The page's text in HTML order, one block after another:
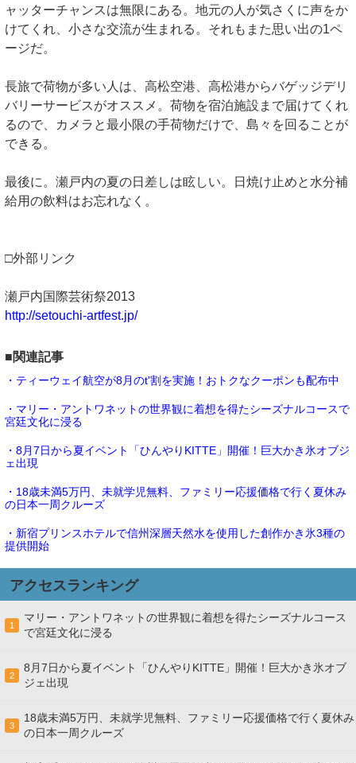
ャッターチャンスは無限にある。地元の人が気さくに声をか
けてくれ、小さな交流が生まれる。それもまた思い出の1ペ
ージだ。
長旅で荷物が多い人は、高松空港、高松港からバゲッジデリ
バリーサービスがオススメ。荷物を宿泊施設まで届けてくれ
るので、カメラと最小限の手荷物だけで、島々を回ることが
できる。
最後に。瀬戸内の夏の日差しは眩しい。日焼け止めと水分補
給用の飲料はお忘れなく。
□外部リンク
瀬戸内国際芸術祭2013
http://setouchi-artfest.jp/
■関連記事
・ティーウェイ航空が8月のt'割を実施！おトクなクーポンも配布中
・マリー・アントワネットの世界観に着想を得たシーズナルコースで
宮廷文化に浸る
・8月7日から夏イベント「ひんやりKITTE」開催！巨大かき氷オブジ
ェ出現
・18歳未満5万円、未就学児無料、ファミリー応援価格で行く夏休み
の日本一周クルーズ
・新宿プリンスホテルで信州深層天然水を使用した創作かき氷3種の
提供開始
アクセスランキング
1
マリー・アントワネットの世界観に着想を得たシーズナルコース
で宮廷文化に浸る
2
8月7日から夏イベント「ひんやりKITTE」開催！巨大かき氷オブ
ジェ出現
3
18歳未満5万円、未就学児無料、ファミリー応援価格で行く夏休み
の日本一周クルーズ